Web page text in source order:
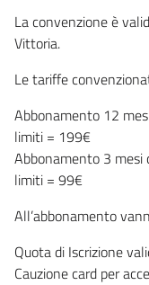
La convenzione è
Vittoria.
Le tariffe
Abbonamento 12
limiti = 199€
Abbonamento 3 mesi
limiti = 99€
All’abbonamento
Quota di Iscrizione
Cauzione card per